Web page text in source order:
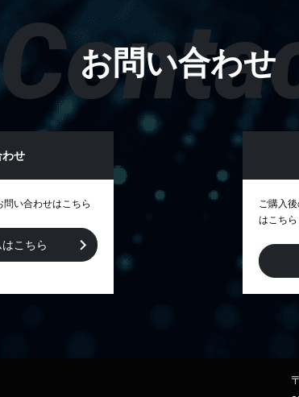
お問い合わせ
わせ
い合わせはこちら
こちら
ご購入
はこちら